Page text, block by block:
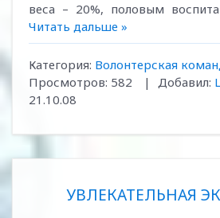
веса – 20%, половым
Читать дальше »
Категория: Волонтерская
Просмотров: 582 | Добавил:
21.10.08
УВЛЕКАТЕЛЬНАЯ